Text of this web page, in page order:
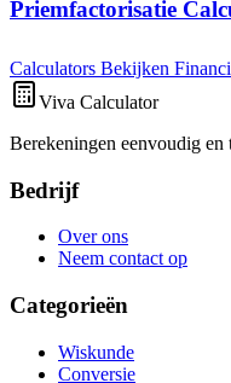
Priemfactorisatie
Calculators Bekijken
Viva Calculator
Berekeningen eenvoudig
Bedrijf
Over ons
Neem contact op
Categorieën
Wiskunde
Conversie